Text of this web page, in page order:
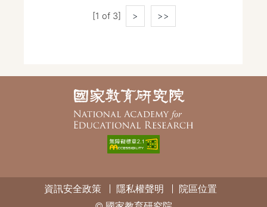
[1 of 3] > >>
資訊安全政策 隱私權聲明
院區位置